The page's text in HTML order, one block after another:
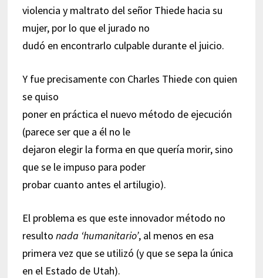
violencia y maltrato del señor Thiede hacia su
mujer, por lo que el jurado no
dudó en encontrarlo culpable durante el juicio.
Y fue precisamente con Charles Thiede con quien
se quiso
poner en práctica el nuevo método de ejecución
(parece ser que a él no le
dejaron elegir la forma en que quería morir, sino
que se le impuso para poder
probar cuanto antes el artilugio).
El problema es que este innovador método no
resulto nada ‘humanitario’, al menos en esa
primera vez que se utilizó (y que se sepa la única
en el Estado de Utah).